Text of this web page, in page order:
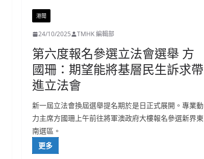
港聞
24/10/2025 TMHK 編輯部
第六度報名參選立法會選舉 方
國珊：期望能將基層民生訴求帶
進立法會
新一屆立法會換屆選舉提名期於是日正式展開。專業動
力主席方國珊上午前往將軍澳政府大樓報名參選新界東
南選區。
更多